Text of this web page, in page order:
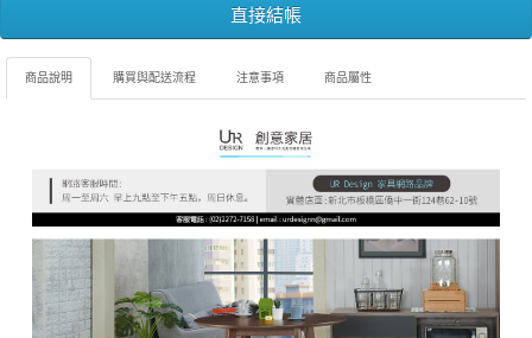
直接結帳
商品說明 購買與配送流程 注意事項 商品屬性